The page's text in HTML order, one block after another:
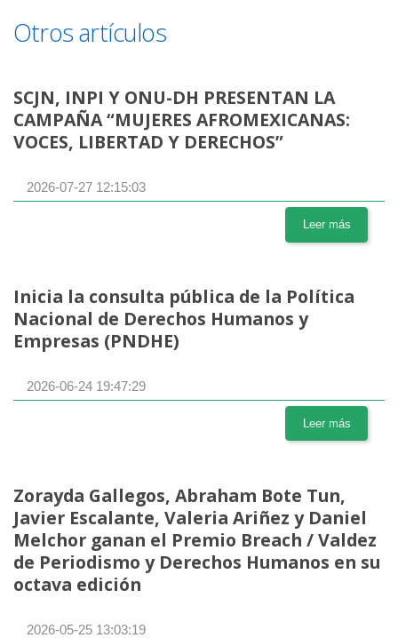
Otros artículos
SCJN, INPI Y ONU-DH PRESENTAN LA
CAMPAÑA “MUJERES AFROMEXICANAS:
VOCES, LIBERTAD Y DERECHOS”
2026-07-27 12:15:03
Leer más
Inicia la consulta pública de la Política
Nacional de Derechos Humanos y
Empresas (PNDHE)
2026-06-24 19:47:29
Leer más
Zorayda Gallegos, Abraham Bote Tun,
Javier Escalante, Valeria Ariñez y Daniel
Melchor ganan el Premio Breach / Valdez
de Periodismo y Derechos Humanos en su
octava edición
2026-05-25 13:03:19